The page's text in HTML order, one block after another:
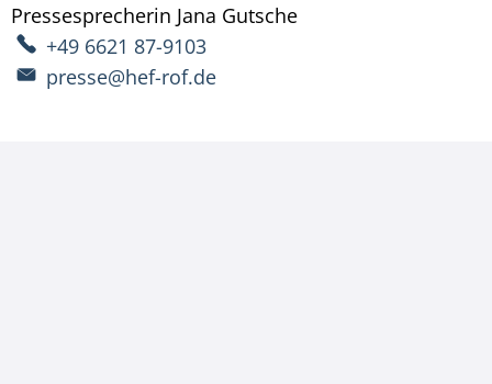
Pressesprecherin Jana Gutsche
+49 6621 87-9103
presse@hef-rof.de